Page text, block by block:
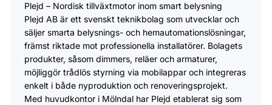
Plejd – Nordisk tillväxtmotor inom smart belysning
Plejd AB är ett svenskt teknikbolag som utvecklar och
säljer smarta belysnings- och hemautomationslösningar,
främst riktade mot professionella installatörer. Bolagets
produkter, såsom dimmers, reläer och armaturer,
möjliggör trådlös styrning via mobilappar och integreras
enkelt i både nyproduktion och renoveringsprojekt.
Med huvudkontor i Mölndal har Plejd etablerat sig som